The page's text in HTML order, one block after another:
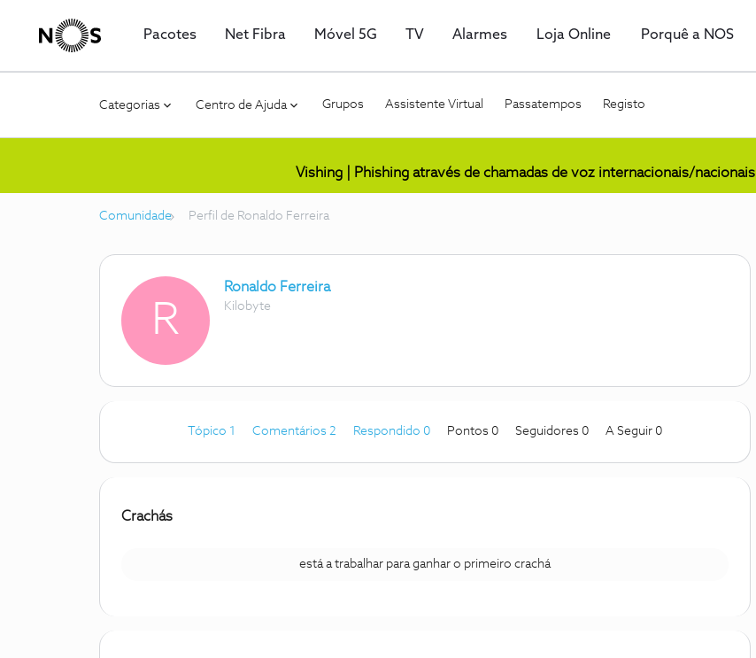
Pacotes Net Fibra Móvel 5G TV Alarmes Loja Online Porquê a NOS
Categorias Centro de Ajuda Grupos Assistente Virtual Passatempos Registo
Vishing | Phishing através de chamadas de voz internacionais/nacionais
Comunidade Perfil de Ronaldo Ferreira
R
Ronaldo Ferreira
Kilobyte
Tópico 1 Comentários 2 Respondido 0 Pontos 0 Seguidores 0 A Seguir 0
Crachás
está a trabalhar para ganhar o primeiro crachá